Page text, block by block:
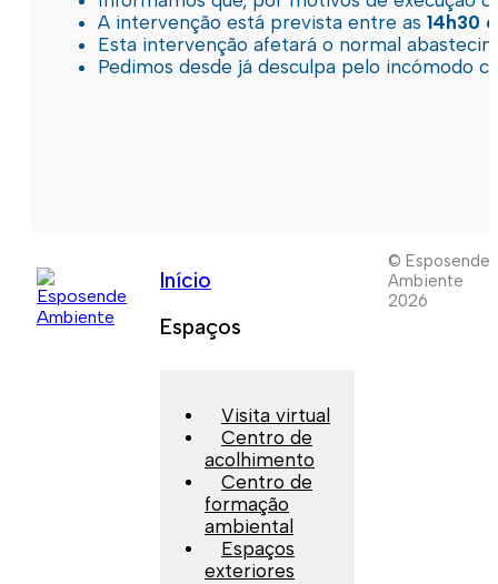
A intervenção está prevista entre as 14h30
Esta intervenção afetará o normal
Pedimos desde já desculpa pelo incómodo
Início
Espaços
Visita virtual
Centro de
acolhimento
Centro de
formação
ambiental
Espaços
exteriores
© Esposende
Ambiente
2026